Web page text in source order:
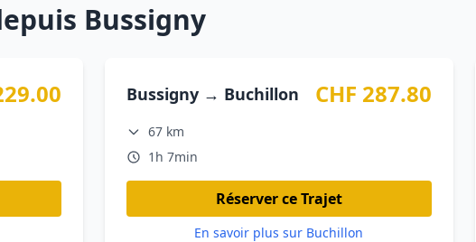
Bussigny
Bussigny → Buchillon CHF 287.80
67 km
1h 7min
Réserver ce Trajet
En savoir plus sur Buchillon